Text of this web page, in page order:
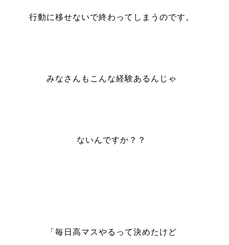
行動に移せないで終わってしまうのです。
みなさんもこんな経験あるんじゃ
ないんですか？？
「毎日高マスやるって決めたけど